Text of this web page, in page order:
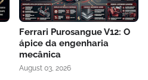
Ferrari Purosangue V12: O
ápice da engenharia
mecânica
August 03, 2026